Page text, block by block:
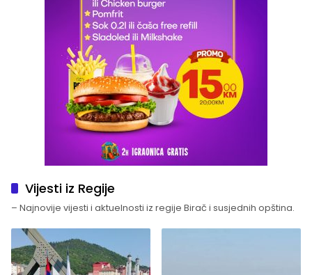
Vijesti iz Regije
– Najnovije vijesti i aktuelnosti iz regije Birač i susjednih opština.